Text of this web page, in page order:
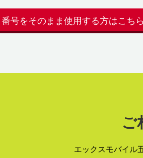
番号をそのまま使用する方はこちら
ご
エックスモバイル